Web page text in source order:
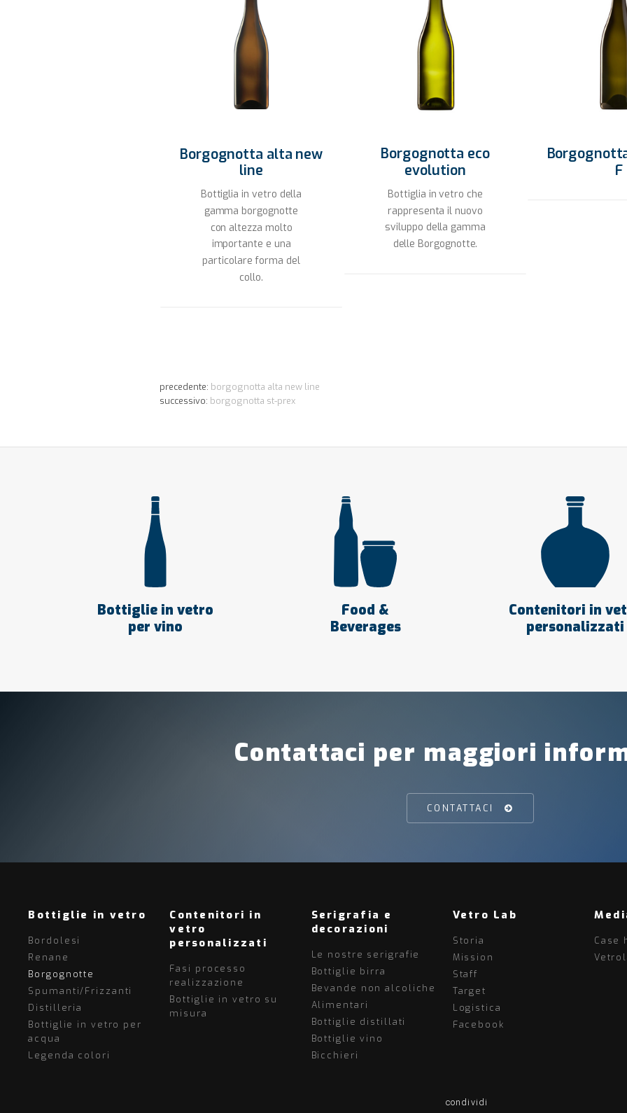
Borgognotta alta new
line
Bottiglia in vetro della
gamma borgognotte
con altezza molto
importante e una
particolare forma del
collo.
Borgognotta eco
evolution
Bottiglia in vetro che
rappresenta il nuovo
sviluppo della gamma
delle Borgognotte.
F
precedente: borgognotta alta new line
successivo: borgognotta st-prex
Bottiglie in vetro
per vino
Food &
Beverages
Contenitori in
personalizzati
Contattaci per maggiori
CONTATTACI
Bottiglie in vetro
Bordolesi
Renane
Borgognotte
Spumanti/Frizzanti
Distilleria
Bottiglie in vetro per
acqua
Legenda colori
Contenitori in
vetro
personalizzati
Fasi processo
realizzazione
Bottiglie in vetro su
misura
Serigrafia e
decorazioni
Le nostre serigrafie
Bottiglie birra
Bevande non alcoliche
Alimentari
Bottiglie distillati
Bottiglie vino
Bicchieri
Vetro Lab
Storia
Mission
Staff
Target
Logistica
Facebook
Case
condividi